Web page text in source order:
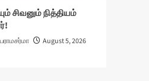
சிவனும் நித்தியம்
August 5, 2026